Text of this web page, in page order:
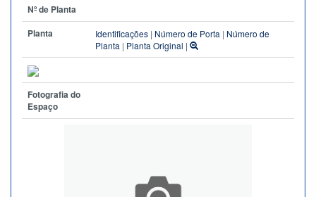
Nº de Planta
Planta
Identificações | Número de Porta | Número de
Planta | Planta Original |
Fotografia do
Espaço